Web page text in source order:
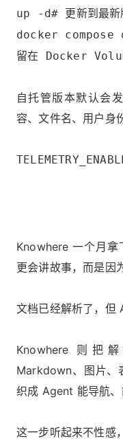
up -d# 更新到最新
docker
留在 Docker
自托管版本默认会
容、文件名、用户身
Knowhere 一个月
更会讲故事，而是因
文档已经解析了，但
Knowhere 则把
Markdown、图片、
织成 Agent 能导航、
这一步听起来不性感